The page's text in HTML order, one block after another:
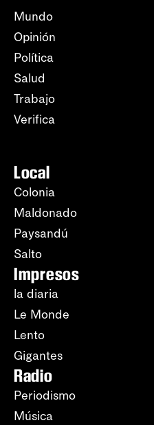
Mundo
Opinión
Política
Salud
Trabajo
Verifica
Local
Colonia
Maldonado
Paysandú
Salto
Impresos
la diaria
Le Monde
Lento
Gigantes
Radio
Periodismo
Música